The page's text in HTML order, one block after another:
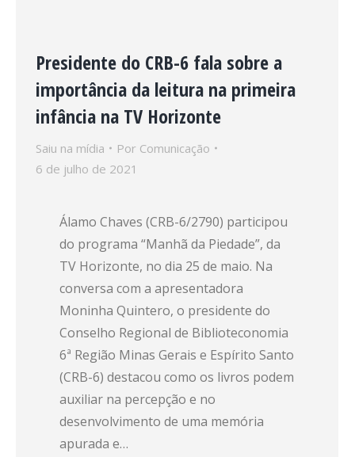
Presidente do CRB-6 fala sobre a
importância da leitura na primeira
infância na TV Horizonte
Saiu na mídia Por Comunicação
6 de julho de 2021
Álamo Chaves (CRB-6/2790) participou
do programa “Manhã da Piedade”, da
TV Horizonte, no dia 25 de maio. Na
conversa com a apresentadora
Moninha Quintero, o presidente do
Conselho Regional de Biblioteconomia
6ª Região Minas Gerais e Espírito Santo
(CRB-6) destacou como os livros podem
auxiliar na percepção e no
desenvolvimento de uma memória
apurada e…